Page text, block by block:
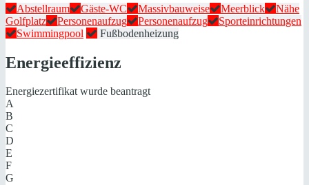
Abstellraum
Gäste-WC Massivbauweise Meerblick
Nähe
Golfplatz
Personenaufzug Personenaufzug
Sporteinrichtungen
Swimmingpool
Fußbodenheizung
Energieeffizienz
Energiezertifikat wurde beantragt
A
B
C
D
E
F
G